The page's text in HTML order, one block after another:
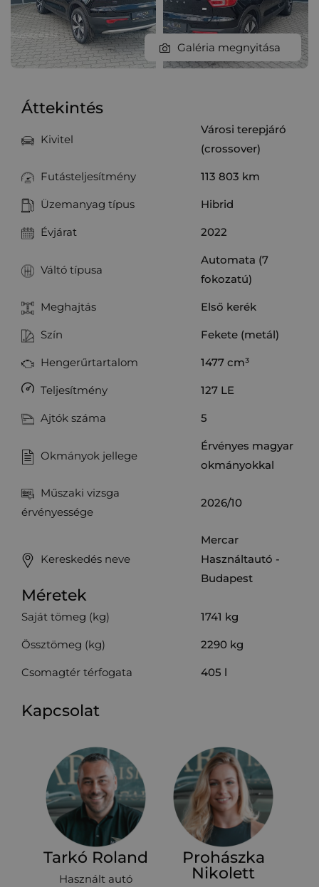
Galéria megnyitása
Áttekintés
Kivitel
Városi terepjáró
(crossover)
Futásteljesítmény 113 803 km
Üzemanyag típus Hibrid
Évjárat 2022
Váltó típusa
Automata (7
fokozatú)
Meghajtás Első kerék
Szín Fekete (metál)
Hengerűrtartalom 1477cm³
Teljesítmény 127 LE
Ajtók száma 5
Okmányok jellege
Érvényes magyar
okmányokkal
Műszaki vizsga
érvényessége
2026/10
Kereskedés neve
Mercar
Használtautó -
Budapest
Méretek
Saját tömeg (kg) 1741 kg
Össztömeg (kg) 2290 kg
Csomagtér térfogata 405 l
Kapcsolat
Tarkó Roland
Használt autó
Prohászka
Nikolett